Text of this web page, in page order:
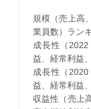
規模（売上高
業員数）ラン
成長性（
益、経常利益
成長性（
益、経常利益
収益性（売上